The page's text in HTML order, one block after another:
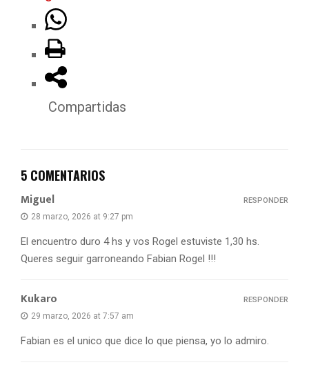
Compartidas
5 COMENTARIOS
Miguel
28 marzo, 2026 at 9:27 pm
El encuentro duro 4 hs y vos Rogel estuviste 1,30 hs.
Queres seguir garroneando Fabian Rogel !!!
RESPONDER
Kukaro
29 marzo, 2026 at 7:57 am
Fabian es el unico que dice lo que piensa, yo lo admiro.
RESPONDER